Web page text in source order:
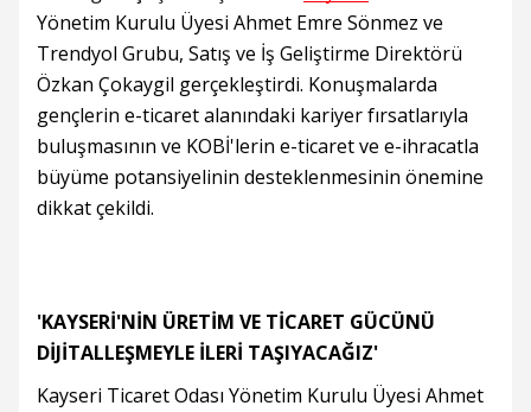
Yönetim Kurulu Üyesi Ahmet Emre Sönmez ve
Trendyol Grubu, Satış ve İş Geliştirme Direktörü
Özkan Çokaygil gerçekleştirdi. Konuşmalarda
gençlerin e-ticaret alanındaki kariyer fırsatlarıyla
buluşmasının ve KOBİ'lerin e-ticaret ve e-ihracatla
büyüme potansiyelinin desteklenmesinin önemine
dikkat çekildi.
'KAYSERİ'NİN ÜRETİM VE TİCARET GÜCÜNÜ
DİJİTALLEŞMEYLE İLERİ TAŞIYACAĞIZ'
Kayseri Ticaret Odası Yönetim Kurulu Üyesi Ahmet